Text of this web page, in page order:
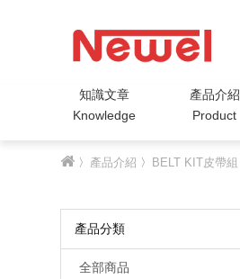
知識文章
Knowledge
產品介紹
Product
〉 產品介紹 〉 BELT KIT皮帶組
產品分類
全部商品